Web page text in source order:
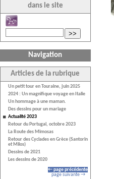
dans le site
>>
Navigation
Articles de la rubrique
Un petit tour en Touraine, juin 2025
2024 : Un magnifique voyage en Italie
Un hommage à une maman.
Des dessins pour un mariage
Actualité 2023
Retour du Portugal, octobre 2023
La Route des Mimosas
Retour des Cyclades en Grèce (Santorin
et Milos)
Dessins de 2021
Les dessins de 2020
← page précédente
page suivante →